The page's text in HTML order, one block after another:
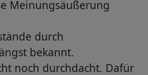
Meinungsäußerung
durch
bekannt.
noch durchdacht. Dafür